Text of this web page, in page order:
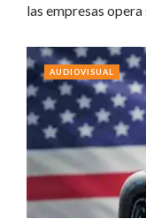
las empresas
AUDIOVISUAL